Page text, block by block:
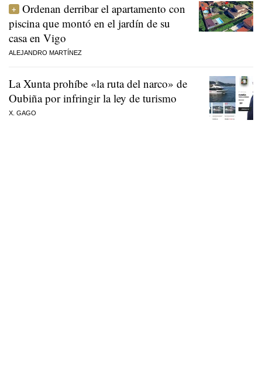
Ordenan derribar el apartamento con
piscina que montó en el jardín de su
casa en Vigo
ALEJANDRO MARTÍNEZ
La Xunta prohíbe «la ruta del narco» de
Oubiña por infringir la ley de turismo
X. GAGO